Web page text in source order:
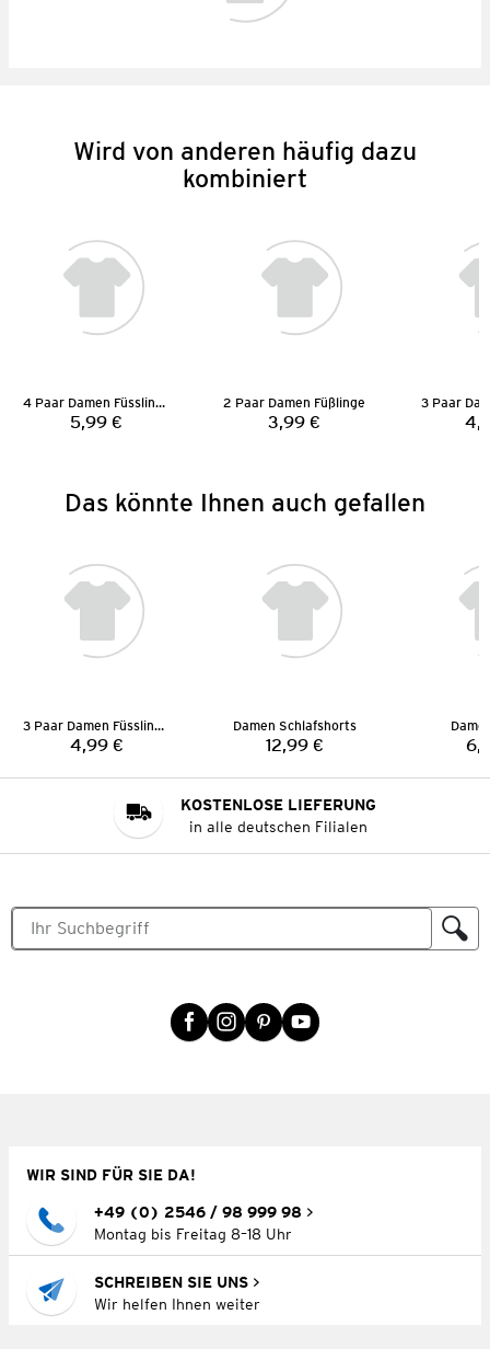
Wird von anderen häufig dazu
kombiniert
4 Paar Damen Füsslinge
Preis:
5,99 €
2 Paar Damen Füßlinge
Preis:
3,99 €
3 Paar
Das könnte Ihnen auch gefallen
3 Paar Damen Füsslinge
Preis:
4,99 €
Damen Schlafshorts
Preis:
12,99 €
KOSTENLOSE LIEFERUNG
in alle deutschen Filialen
WIR SIND FÜR SIE DA!
+49 (0) 2546 / 98 999 98
Montag bis Freitag 8–18 Uhr
SCHREIBEN SIE UNS
Wir helfen Ihnen weiter